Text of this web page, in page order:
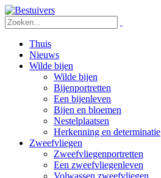
Thuis
Nieuws
Wilde bijen
Wilde bijen
Bijenportretten
Een bijenleven
Bijen en bloemen
Nestelplaatsen
Herkenning en determinatie
Zweefvliegen
Zweefvliegenportretten
Een zweefvliegenleven
Volwassen zweefvliegen